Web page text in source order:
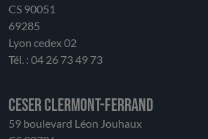
CS 90051
69285
Lyon cedex 02
Tél. : 04 26 73 49 73
CESER Clermont-Ferrand
59 boulevard Léon Jouhaux